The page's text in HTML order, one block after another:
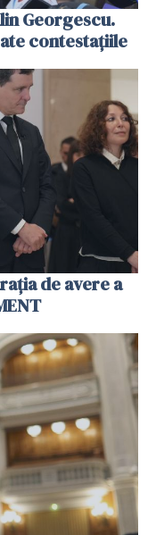
Georgescu.
contestațiile
de avere a